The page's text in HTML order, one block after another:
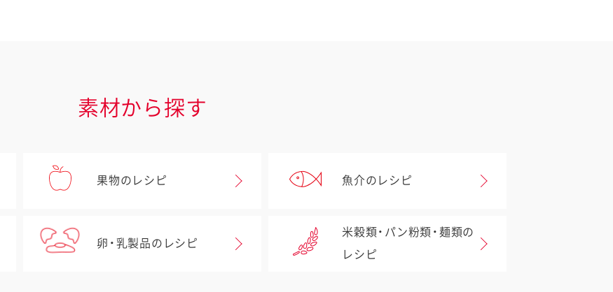
素材から探す
果物のレシピ 魚介のレシピ
卵・乳製品のレシピ
米穀類・パン粉類・麺類の
レシピ